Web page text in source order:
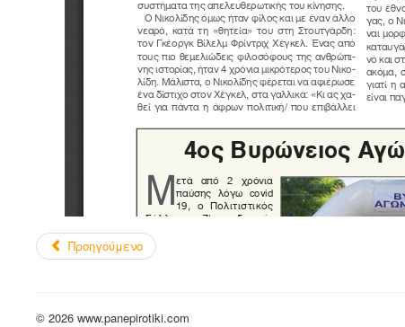
Προηγούμενο
© 2026 www.panepirotiki.com